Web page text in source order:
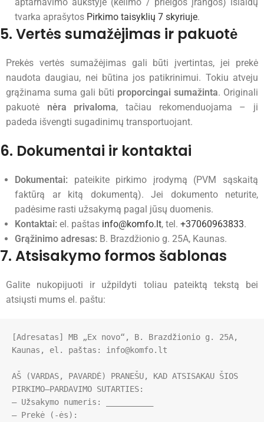
tvarka aprašytos Pirkimo taisyklių 7 skyriuje.
5. Vertės sumažėjimas ir pakuotė
Prekės vertės sumažėjimas gali būti įvertintas, jei prekė
naudota daugiau, nei būtina jos patikrinimui. Tokiu atveju
grąžinama suma gali būti proporcingai sumažinta. Originali
pakuotė nėra privaloma, tačiau rekomenduojama – ji
padeda išvengti sugadinimų transportuojant.
6. Dokumentai ir kontaktai
Dokumentai: pateikite pirkimo įrodymą (PVM sąskaitą
faktūrą ar kitą dokumentą). Jei dokumento neturite,
padėsime rasti užsakymą pagal jūsų duomenis.
Kontaktai: el. paštas info@komfo.lt, tel. +37060963833.
Grąžinimo adresas: B. Brazdžionio g. 25A, Kaunas.
7. Atsisakymo formos šablonas
Galite nukopijuoti ir užpildyti toliau pateiktą tekstą bei
atsiųsti mums el. paštu:
[Adresatas] MB „Ex novo“, B. Brazdžionio g. 25A,
Kaunas, el. paštas: info@komfo.lt
AŠ (VARDAS, PAVARDĖ) PRANEŠU, KAD ATSISAKAU ŠIOS
PIRKIMO–PARDAVIMO SUTARTIES:
– Užsakymo numeris: __________
– Prekė (-ės):